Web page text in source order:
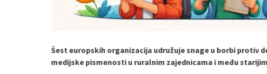
Šest europskih organizacija udružuje snage u borbi protiv
medijske pismenosti u ruralnim zajednicama i među